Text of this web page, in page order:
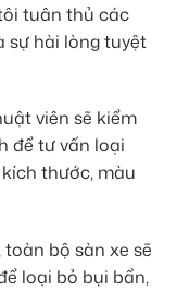
tuân thủ các
sự hài lòng tuyệt
viên sẽ kiểm
để tư vấn loại
thước, màu
bộ sàn xe sẽ
loại bỏ bụi bẩn,